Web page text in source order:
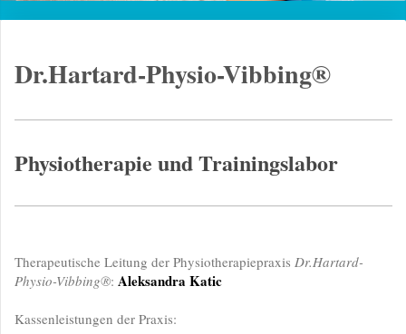
Dr.Hartard-Physio-Vibbing®
Physiotherapie und Trainingslabor
Therapeutische Leitung der Physiotherapiepraxis Dr.Hartard-
Physio-Vibbing®: Aleksandra Katic
Kassenleistungen der Praxis: